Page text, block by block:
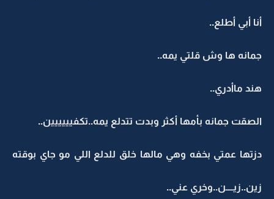
أنا أبي أطلع..
جمانه ها وش قلتي يمه..
هند ماأدري..
الصقت جمانه بأمها أكثر وبدت تتدلع يمه..تكفيييييين..
دزتها عمتي بخفه وهي مالها خلق للدلع اللي مو جاي بوقته
زين..زيــــن..وخري عني..